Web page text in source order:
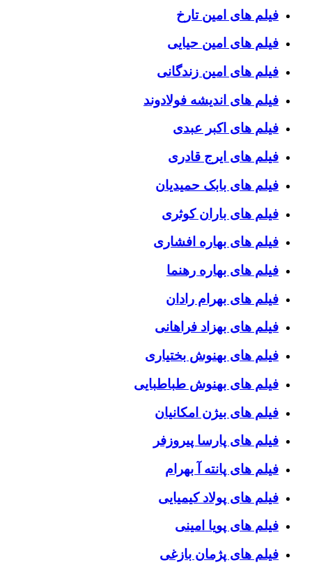
فیلم های امین تارخ
فیلم های امین حیایی
فیلم های امین زندگانی
فیلم های اندیشه فولادوند
فیلم های اکبر عبدی
فیلم های ایرج قادری
فیلم های بابک حمیدیان
فیلم های باران کوثری
فیلم های بهاره افشاری
فیلم های بهاره رهنما
فیلم های بهرام رادان
فیلم های بهزاد فراهانی
فیلم های بهنوش بختیاری
فیلم های بهنوش طباطبایی
فیلم های بیژن امکانیان
فیلم های پارسا پیروزفر
فیلم های پانته آ بهرام
فیلم های پولاد کیمیایی
فیلم های پویا امینی
فیلم های پژمان بازغی